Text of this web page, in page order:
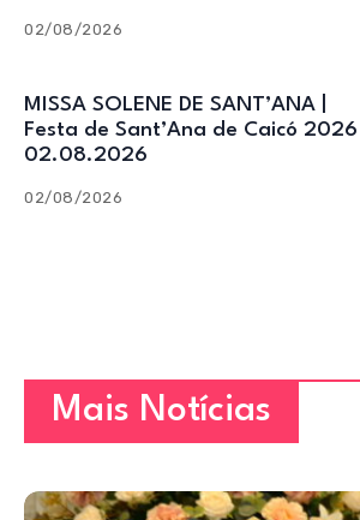
02/08/2026
MISSA SOLENE DE SANT’ANA |
Festa de Sant’Ana de Caicó 2026 |
02.08.2026
02/08/2026
Mais Notícias